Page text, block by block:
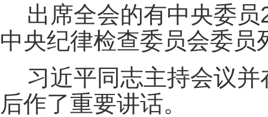
出席全会的有中央委
中央纪律检查委员会委员
习近平同志主持会议
后作了重要讲话。